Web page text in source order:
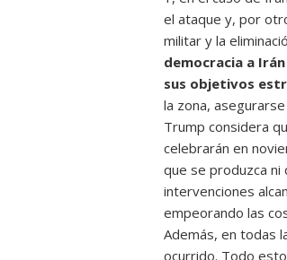
el ataque y, por
militar y la
democracia a
sus objetivos
la zona,
Trump considera
celebrarán en
que se produzca ni
intervenciones
empeorando las
Además, en todas
ocurrido. Todo